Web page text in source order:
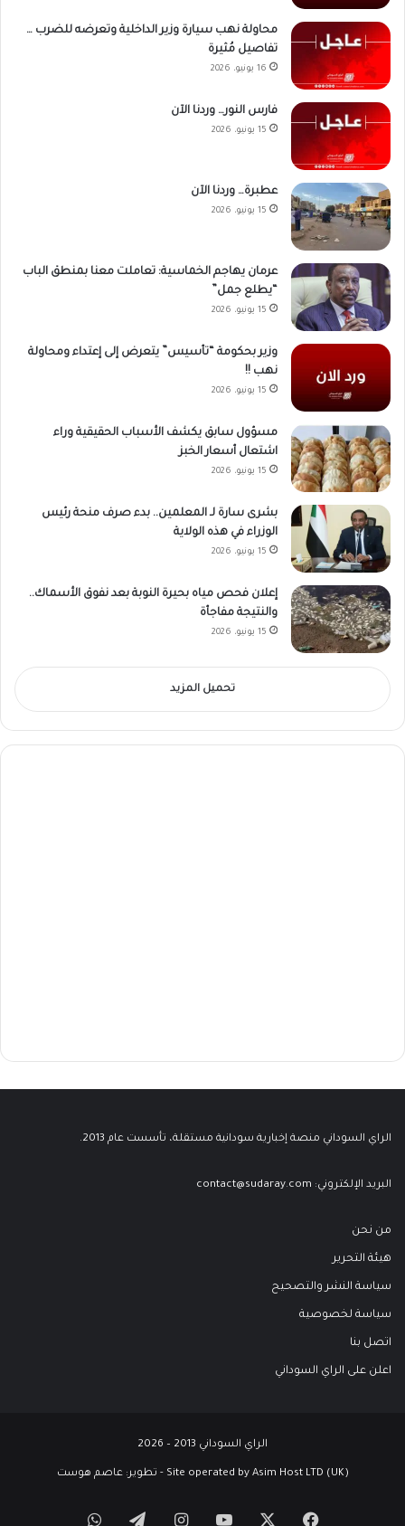
محاولة نهب سيارة وزير الداخلية وتعرضه للضرب …
تفاصيل مُثيرة
16 يونيو، 2026
فارس النور… وردنا الآن
15 يونيو، 2026
عطبرة… وردنا الآن
15 يونيو، 2026
عرمان يهاجم الخماسية: تعاملت معنا بمنطق الباب
“يطلع جمل”
15 يونيو، 2026
وزير بحكومة “تأسيس” يتعرض إلى إعتداء ومحاولة
نهب !!
15 يونيو، 2026
مسؤول سابق يكشف الأسباب الحقيقية وراء
اشتعال أسعار الخبز
15 يونيو، 2026
بشرى سارة لـ المعلمين.. بدء صرف منحة رئيس
الوزراء في هذه الولاية
15 يونيو، 2026
إعلان فحص مياه بحيرة النوبة بعد نفوق الأسماك..
والنتيجة مفاجأة
15 يونيو، 2026
تحميل المزيد
الراي السوداني منصة إخبارية سودانية مستقلة، تأسست عام 2013.
البريد الإلكتروني: contact@sudaray.com
من نحن
هيئة التحرير
سياسة النشر والتصحيح
سياسة لخصوصية
اتصل بنا
اعلن على الراي السوداني
الراي السوداني 2013 – 2026
Site operated by Asim Host LTD (UK) - تطوير: عاصم هوست
فيسبوك ‫YouTubeانستقرامتيلقرامواتساب